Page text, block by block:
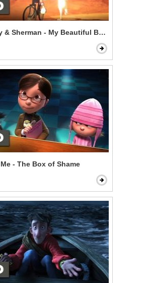
& Sherman - My Beautiful Boy
- The Box of Shame